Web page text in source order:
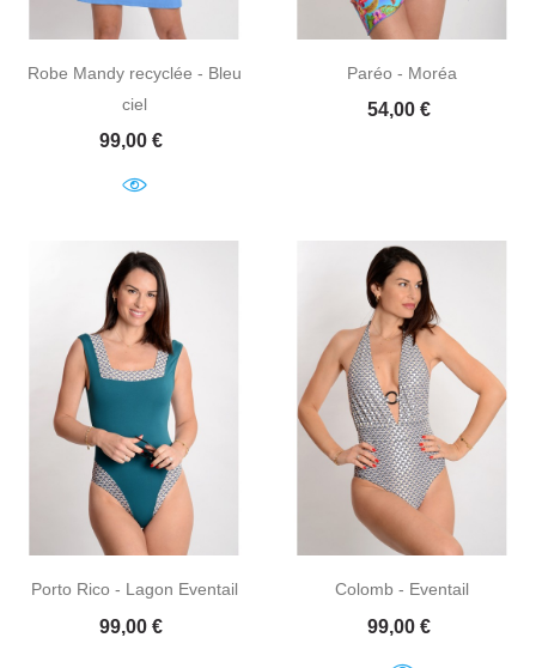
Robe Mandy recyclée - Bleu
ciel
Prix
99,00 €
Paréo - Moréa
Prix
54,00 €
Porto Rico - Lagon Eventail
Prix
99,00 €
Colomb - Eventail
Prix
99,00 €